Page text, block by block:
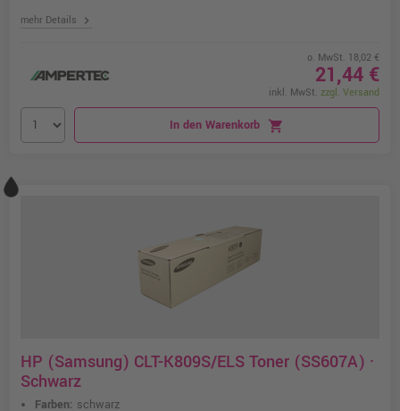
mehr Details chevron_right
o. MwSt. 18,02 €
21,44 €
inkl. MwSt. zzgl. Versand
In den Warenkorb shopping_cart
HP (Samsung) CLT-K809S/ELS Toner (SS607A) ·
Schwarz
Farben: schwarz